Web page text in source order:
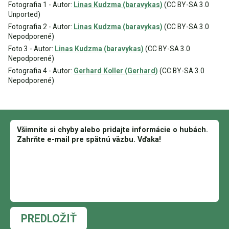
Fotografia 1 - Autor: Linas Kudzma (baravykas) (CC BY-SA 3.0
Unported)
Fotografia 2 - Autor: Linas Kudzma (baravykas) (CC BY-SA 3.0
Nepodporené)
Foto 3 - Autor: Linas Kudzma (baravykas) (CC BY-SA 3.0
Nepodporené)
Fotografia 4 - Autor: Gerhard Koller (Gerhard) (CC BY-SA 3.0
Nepodporené)
PREDLOŽIŤ